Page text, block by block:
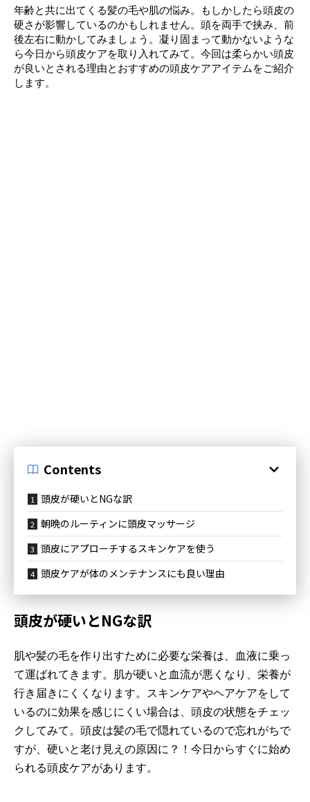
年齢と共に出てくる髪の毛や肌の悩み。もしかしたら頭皮の
硬さが影響しているのかもしれません。頭を両手で挟み、前
後左右に動かしてみましょう。凝り固まって動かないような
ら今日から頭皮ケアを取り入れてみて。今回は柔らかい頭皮
が良いとされる理由とおすすめの頭皮ケアアイテムをご紹介
します。
Contents
頭皮が硬いとNGな訳
朝晩のルーティンに頭皮マッサージ
頭皮にアプローチするスキンケアを使う
頭皮ケアが体のメンテナンスにも良い理由
頭皮が硬いとNGな訳
肌や髪の毛を作り出すために必要な栄養は、血液に乗っ
て運ばれてきます。肌が硬いと血流が悪くなり、栄養が
行き届きにくくなります。スキンケアやヘアケアをして
いるのに効果を感じにくい場合は、頭皮の状態をチェッ
クしてみて。頭皮は髪の毛で隠れているので忘れがちで
すが、硬いと老け見えの原因に？！今日からすぐに始め
られる頭皮ケアがあります。